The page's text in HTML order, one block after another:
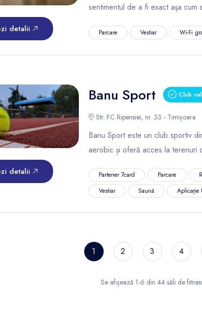
detalii
sentimentul de a fi exact aşa cum
Parcare Vestiar Wi-Fi
detalii
Banu Sport Club
Str. FC Ripensiei, nr. 33 - Timișoara
Banu Sport este un club sportiv
aerobic și oferă acces la terenuri
Partener 7card Parcare
Vestiar
Saună Aplicație
1 2 3 4
Se afișează 1-6 din 44 săli de